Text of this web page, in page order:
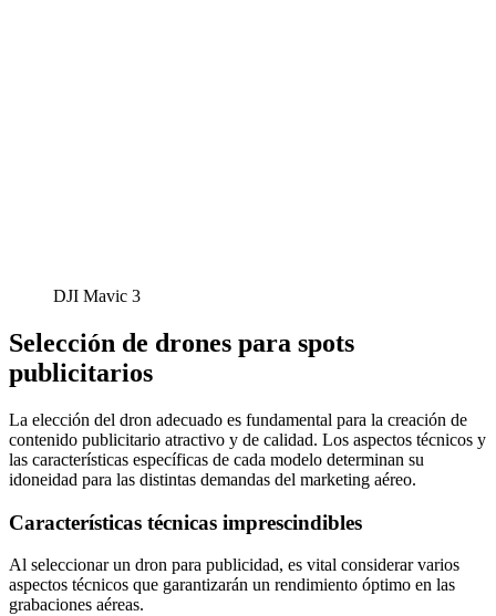
DJI Mavic 3
Selección de drones para spots
publicitarios
La elección del dron adecuado es fundamental para la creación de
contenido publicitario atractivo y de calidad. Los aspectos técnicos y
las características específicas de cada modelo determinan su
idoneidad para las distintas demandas del marketing aéreo.
Características técnicas imprescindibles
Al seleccionar un dron para publicidad, es vital considerar varios
aspectos técnicos que garantizarán un rendimiento óptimo en las
grabaciones aéreas.